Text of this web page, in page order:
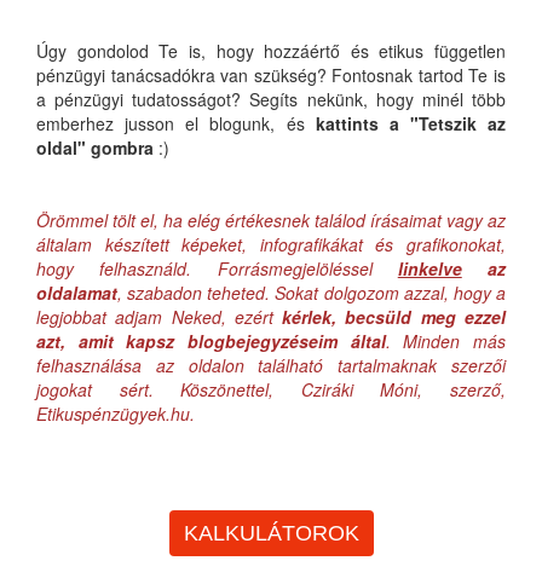
Úgy gondolod Te is, hogy hozzáértő és etikus független
pénzügyi tanácsadókra van szükség? Fontosnak tartod Te is
a pénzügyi tudatosságot? Segíts nekünk, hogy minél több
emberhez jusson el blogunk, és kattints a "Tetszik az
oldal" gombra :)
Örömmel tölt el, ha elég értékesnek találod írásaimat vagy az
általam készített képeket, infografikákat és grafikonokat,
hogy felhasználd. Forrásmegjelöléssel linkelveaz
oldalamat, szabadon teheted. Sokat dolgozom azzal, hogy a
legjobbat adjam Neked, ezértkérlek, becsüld meg ezzel
azt, amit kapsz blogbejegyzéseim által. Minden más
felhasználása az oldalon található tartalmaknak szerzői
jogokat sért. Köszönettel, Cziráki Móni, szerző,
Etikuspénzügyek.hu.
KALKULÁTOROK